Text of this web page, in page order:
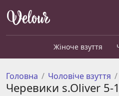
Жіноче взуття
Головна Чоловіче взуття
Черевики s.Oliver 5-